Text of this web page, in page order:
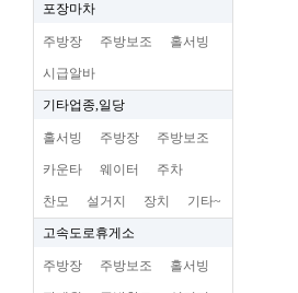
포장마차
주방장 주방보조 홀서빙
시급알바
기타업종,일당
홀서빙 주방장 주방보조
카운타 웨이터 주차
찬모 설거지 장치 기타~
고속도로휴게소
주방장 주방보조 홀서빙